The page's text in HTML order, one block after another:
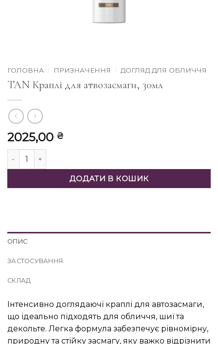
ГОЛОВНА ПРИЗНАЧЕННЯ ДОГЛЯД ДЛЯ ОБЛИЧЧЯ
TAN Краплі для атвозасмаги, 30мл
2025,00 ₴
TAN Краплі для атвозасмаги, 30мл кількість
ДОДАТИ В КОШИК
ОПИС
ЗАСТОСУВАННЯ
СКЛАД
Інтенсивно доглядаючі краплі для автозасмаги,
що ідеально підходять для обличчя, шиї та
декольте. Легка формула забезпечує рівномірну,
природну та стійку засмагу, яку важко відрізнити